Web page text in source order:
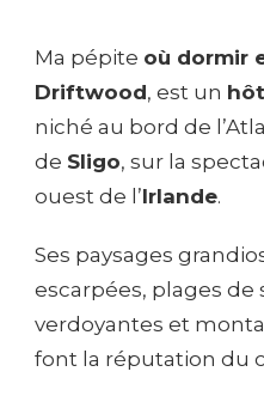
Ma pépite où dormir
Driftwood, est un
niché au bord de
de Sligo, sur la
ouest de l’Irlande.
Ses paysages
escarpées, plages de
verdoyantes et
font la réputation du